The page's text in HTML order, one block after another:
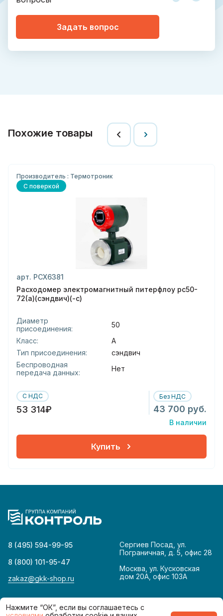
Задать вопрос
Похожие товары
Производитель : Термотроник
С поверкой
арт. РСХ6381
Расходомер электромагнитный питерфлоу рс50-
72(а)(сэндвич)(-с)
Диаметр
присоединения:
50
Класс:
А
Тип присоединения:
сэндвич
Беспроводная
передача данных:
Нет
С НДС
53 314₽
Без НДС
43 700 руб.
В наличии
Купить
8 (495) 594-99-95
8 (800) 101-95-47
zakaz@gkk-shop.ru
Сергиев Посад, ул.
Пограничная, д. 5, офис 28
Москва, ул. Кусковская
дом 20А, офис 103А
© 2026Политика конфиденциальности
Нажмите “ОК”, если вы соглашаетесь с